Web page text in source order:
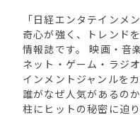
「日経エンタテインメ
奇心が強く、トレンド
情報誌です。 映画・音
ネット・ゲーム・ラジ
インメントジャンルを
誰がなぜ人気があるの
柱にヒットの秘密に迫